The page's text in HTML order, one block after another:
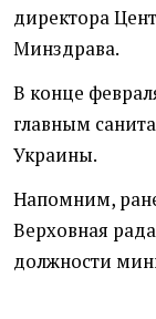
директора
Минздрава.
В конце
главным
Украины.
Напомним,
Верховная рада
должности